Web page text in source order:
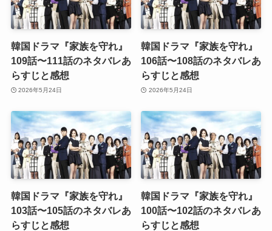
韓国ドラマ『家族を守れ』
109話〜111話のネタバレあ
らすじと感想
2026年5月24日
韓国ドラマ『家族を守れ』
106話〜108話のネタバレあ
らすじと感想
2026年5月24日
韓国ドラマ『家族を守れ』
103話〜105話のネタバレあ
らすじと感想
韓国ドラマ『家族を守れ』
100話〜102話のネタバレあ
らすじと感想